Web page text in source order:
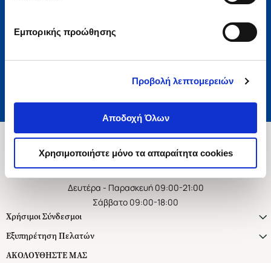
Εμπορικής προώθησης
Προβολή λεπτομερειών
Αποδοχή Όλων
Χρησιμοποιήστε μόνο τα απαραίτητα cookies
Επιθυμώ να λαμβάνω προσωποποιημένα ενημερωτικά email και
Δευτέρα - Παρασκευή 09:00-21:00
Σάββατο 09:00-18:00
Χρήσιμοι Σύνδεσμοι
Εξυπηρέτηση Πελατών
ΑΚΟΛΟΥΘΗΣΤΕ ΜΑΣ